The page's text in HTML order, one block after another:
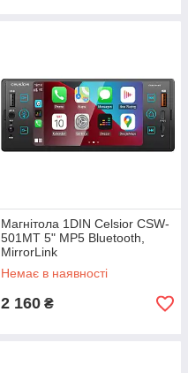
Магнітола 1DIN Celsior CSW-
501MT 5" MP5 Bluetooth,
MirrorLink
Немає в наявності
2 160 ₴